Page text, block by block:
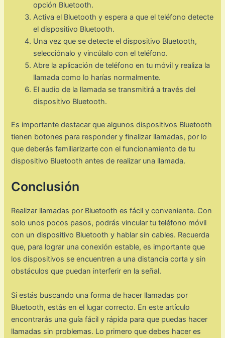
opción Bluetooth.
Activa el Bluetooth y espera a que el teléfono detecte
el dispositivo Bluetooth.
Una vez que se detecte el dispositivo Bluetooth,
selecciónalo y vincúlalo con el teléfono.
Abre la aplicación de teléfono en tu móvil y realiza la
llamada como lo harías normalmente.
El audio de la llamada se transmitirá a través del
dispositivo Bluetooth.
Es importante destacar que algunos dispositivos Bluetooth
tienen botones para responder y finalizar llamadas, por lo
que deberás familiarizarte con el funcionamiento de tu
dispositivo Bluetooth antes de realizar una llamada.
Conclusión
Realizar llamadas por Bluetooth es fácil y conveniente. Con
solo unos pocos pasos, podrás vincular tu teléfono móvil
con un dispositivo Bluetooth y hablar sin cables. Recuerda
que, para lograr una conexión estable, es importante que
los dispositivos se encuentren a una distancia corta y sin
obstáculos que puedan interferir en la señal.
Si estás buscando una forma de hacer llamadas por
Bluetooth, estás en el lugar correcto. En este artículo
encontrarás una guía fácil y rápida para que puedas hacer
llamadas sin problemas. Lo primero que debes hacer es